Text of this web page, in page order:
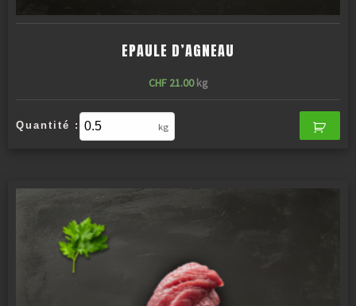
EPAULE D’AGNEAU
CHF21.00 kg
Quantité : kg